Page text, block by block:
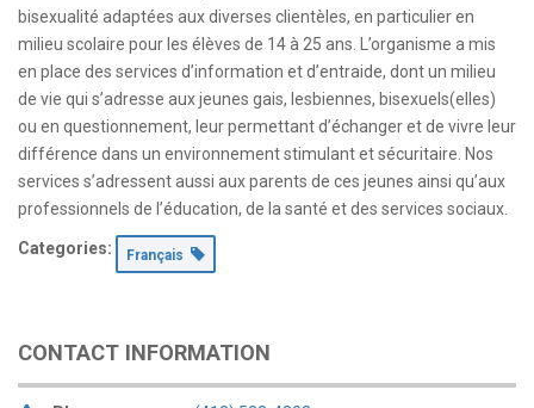
bisexualité adaptées aux diverses clientèles, en particulier en
milieu scolaire pour les élèves de 14 à 25 ans. L’organisme a mis
en place des services d’information et d’entraide, dont un milieu
de vie qui s’adresse aux jeunes gais, lesbiennes, bisexuels(elles)
ou en questionnement, leur permettant d’échanger et de vivre leur
différence dans un environnement stimulant et sécuritaire. Nos
services s’adressent aussi aux parents de ces jeunes ainsi qu’aux
professionnels de l’éducation, de la santé et des services sociaux.
Categories: Français
CONTACT INFORMATION